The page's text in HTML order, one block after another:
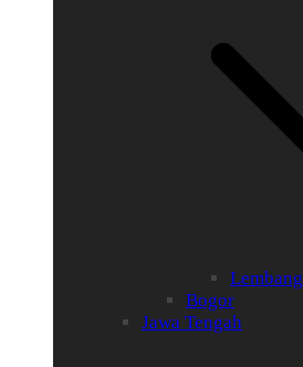
Lembang
Bogor
Jawa Tengah